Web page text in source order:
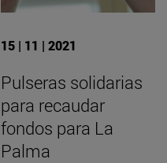
15 | 11 | 2021
Pulseras solidarias
para recaudar
fondos para La
Palma